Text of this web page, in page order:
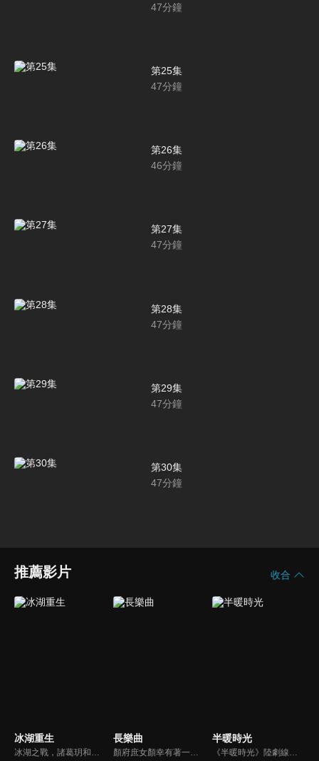
47分鐘
第25集
47分鐘
第26集
46分鐘
第27集
47分鐘
第28集
47分鐘
第29集
47分鐘
第30集
47分鐘
推薦影片 收合
冰湖重生 長樂曲
顏府庶女顏幸有著一身斷案本領，總能透過蛛絲馬跡找到答案。長大後考入刑部，成為一名伸張正義的女官，但因三姐逃婚，而被迫替三姐嫁給內衛府大閣領沈渡。京中離奇的案件頻頻發生，顏幸與沈渡二人一起破案，並在一次又一次的關鍵時刻互相扶持，感情逐漸升溫，攜手揭開驚天陰謀，共同守護襄安城的安寧。
半暖時光